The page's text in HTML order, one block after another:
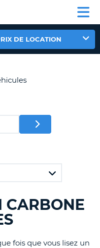
CLIENT
DE LOCATION
CARBONE
fois que vous lisez un